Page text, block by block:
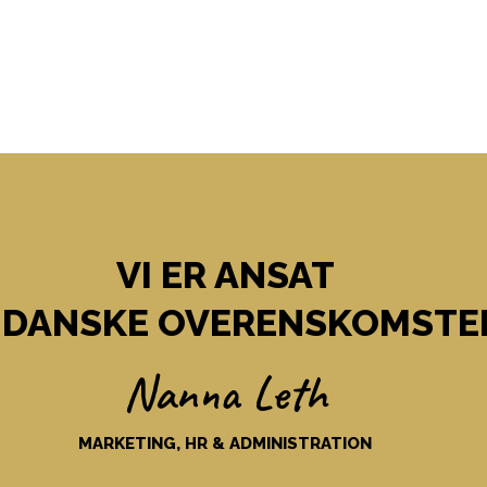
VI ER ANSAT
Nanna Leth
MARKETING, HR & ADMINISTRATION